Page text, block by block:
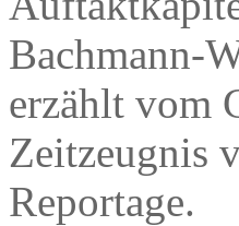
Bachmann-
erzählt vom
Zeitzeugnis
Reportage.